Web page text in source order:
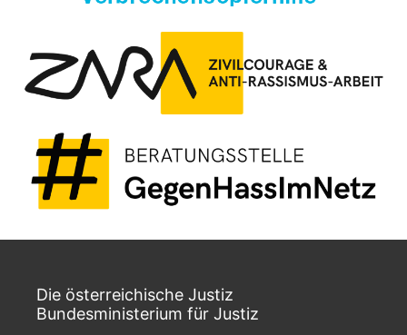
Die österreichische Justiz
Bundesministerium für Justiz